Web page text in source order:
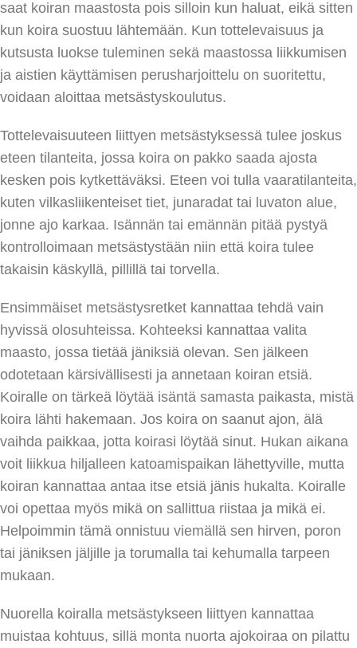
saat koiran maastosta pois silloin kun haluat, eikä sitten
kun koira suostuu lähtemään. Kun tottelevaisuus ja
kutsusta luokse tuleminen sekä maastossa liikkumisen
ja aistien käyttämisen perusharjoittelu on suoritettu,
voidaan aloittaa metsästyskoulutus.
Tottelevaisuuteen liittyen metsästyksessä tulee joskus
eteen tilanteita, jossa koira on pakko saada ajosta
kesken pois kytkettäväksi. Eteen voi tulla vaaratilanteita,
kuten vilkasliikenteiset tiet, junaradat tai luvaton alue,
jonne ajo karkaa. Isännän tai emännän pitää pystyä
kontrolloimaan metsästystään niin että koira tulee
takaisin käskyllä, pillillä tai torvella.
Ensimmäiset metsästysretket kannattaa tehdä vain
hyvissä olosuhteissa. Kohteeksi kannattaa valita
maasto, jossa tietää jäniksiä olevan. Sen jälkeen
odotetaan kärsivällisesti ja annetaan koiran etsiä.
Koiralle on tärkeä löytää isäntä samasta paikasta, mistä
koira lähti hakemaan. Jos koira on saanut ajon, älä
vaihda paikkaa, jotta koirasi löytää sinut. Hukan aikana
voit liikkua hiljalleen katoamispaikan lähettyville, mutta
koiran kannattaa antaa itse etsiä jänis hukalta. Koiralle
voi opettaa myös mikä on sallittua riistaa ja mikä ei.
Helpoimmin tämä onnistuu viemällä sen hirven, poron
tai jäniksen jäljille ja torumalla tai kehumalla tarpeen
mukaan.
Nuorella koiralla metsästykseen liittyen kannattaa
muistaa kohtuus, sillä monta nuorta ajokoiraa on pilattu